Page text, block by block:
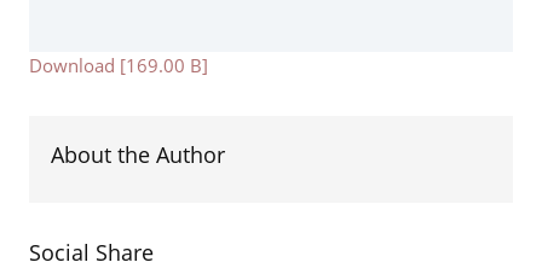
Download [169.00 B]
About the Author
Social Share